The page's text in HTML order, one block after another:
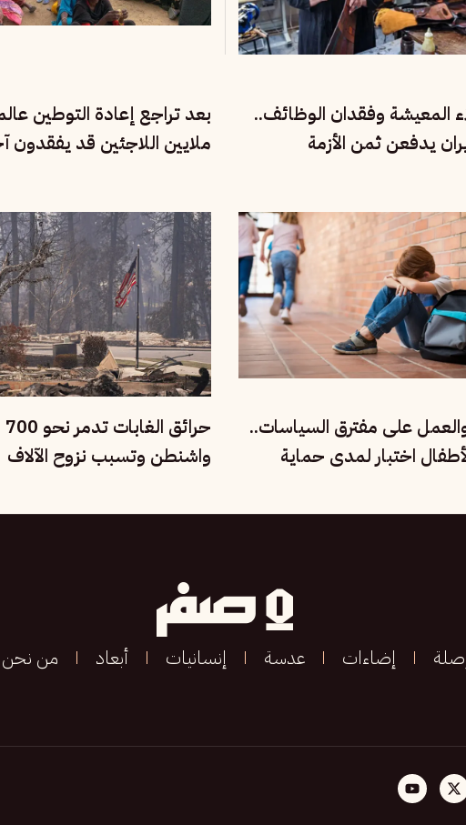
المعيشة وفقدان الوظائف..
يدفعن ثمن الأزمة
بعد تراجع إعادة التوطين
ملايين اللاجئين قد يفقدون
والعمل على مفترق السياسات..
اختبار لمدى حماية
واشنطن وتسبب نزوح الآلاف
إضاءات عدسة إنسانيات أبعاد من نحن